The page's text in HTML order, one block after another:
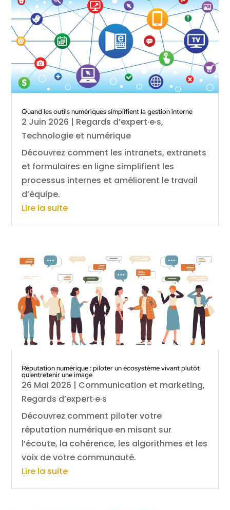
Quand les outils numériques simplifient la gestion interne
2 Juin 2026 | Regards d’expert·e·s,
Technologie et numérique
Découvrez comment les intranets, extranets
et formulaires en ligne simplifient les
processus internes et améliorent le travail
d’équipe.
Lire la suite
Réputation numérique : piloter un écosystème vivant plutôt
qu’entretenir une image
26 Mai 2026 | Communication et marketing,
Regards d’expert·e·s
Découvrez comment piloter votre
réputation numérique en misant sur
l’écoute, la cohérence, les algorithmes et les
voix de votre communauté.
Lire la suite